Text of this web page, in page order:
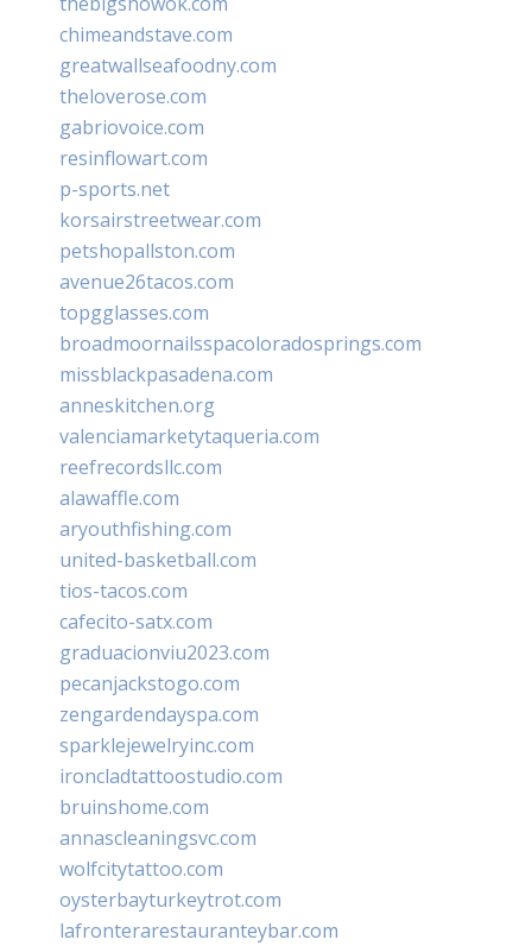
chimeandstave.com
greatwallseafoodny.com
theloverose.com
gabriovoice.com
resinflowart.com
p-sports.net
korsairstreetwear.com
petshopallston.com
avenue26tacos.com
topgglasses.com
broadmoornailsspacoloradosprings.com
missblackpasadena.com
anneskitchen.org
valenciamarketytaqueria.com
reefrecordsllc.com
alawaffle.com
aryouthfishing.com
united-basketball.com
tios-tacos.com
cafecito-satx.com
graduacionviu2023.com
pecanjackstogo.com
zengardendayspa.com
sparklejewelryinc.com
ironcladtattoostudio.com
bruinshome.com
annascleaningsvc.com
wolfcitytattoo.com
oysterbayturkeytrot.com
lafronterarestauranteybar.com